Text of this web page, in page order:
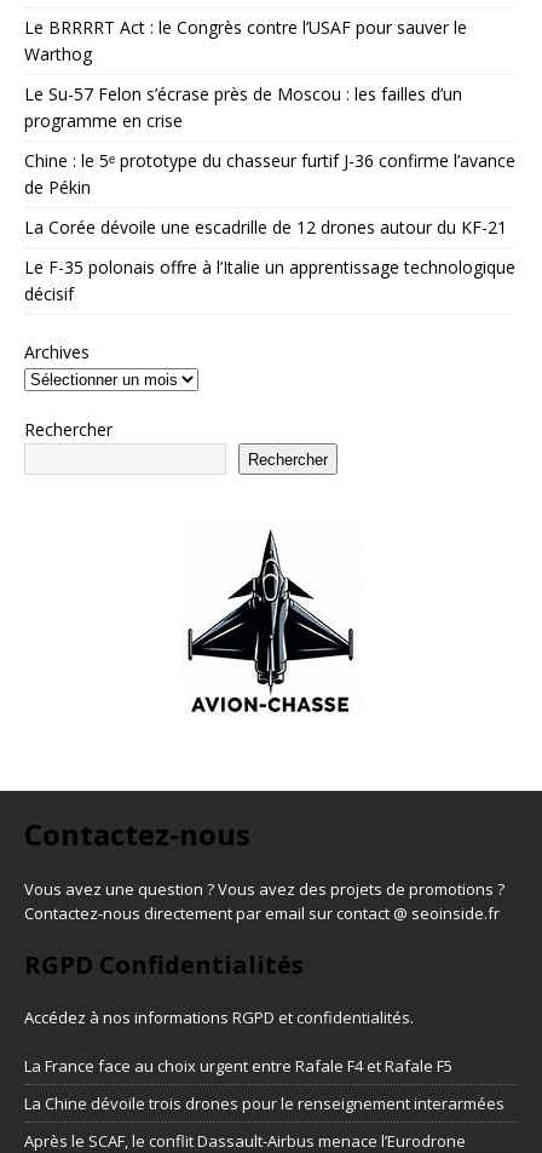
Le BRRRRT Act : le Congrès contre l’USAF pour sauver le
Warthog
Le Su-57 Felon s’écrase près de Moscou : les failles d’un
programme en crise
Chine : le 5ᵉ prototype du chasseur furtif J-36 confirme l’avance
de Pékin
La Corée dévoile une escadrille de 12 drones autour du KF-21
Le F-35 polonais offre à l’Italie un apprentissage technologique
décisif
Archives
Rechercher
Rechercher
Contactez-nous
Vous avez une question ? Vous avez des projets de promotions ?
Contactez-nous directement par email sur contact @ seoinside.fr
RGPD Confidentialités
Accédez à nos informations RGPD et confidentialités.
La France face au choix urgent entre Rafale F4 et Rafale F5
La Chine dévoile trois drones pour le renseignement interarmées
Après le SCAF, le conflit Dassault-Airbus menace l’Eurodrone